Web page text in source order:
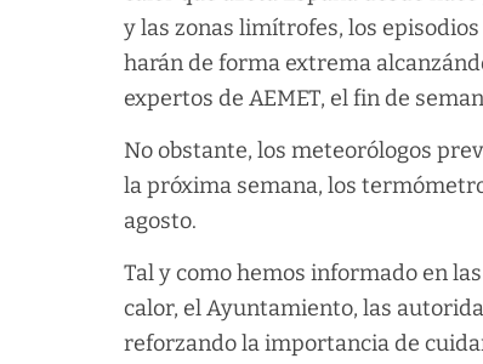
y las zonas limítrofes, los
harán de forma extrema
expertos de AEMET, el fin de
No obstante, los meteorólogos
la próxima semana, los
agosto.
Tal y como hemos informado en
calor, el Ayuntamiento, las
reforzando la importancia de